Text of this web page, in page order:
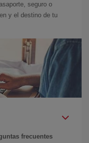
seguro o
y el destino de tu
frecuentes